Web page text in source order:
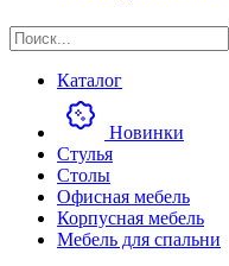
Каталог
Новинки
Стулья
Столы
Офисная мебель
Корпусная мебель
Мебель для спальни